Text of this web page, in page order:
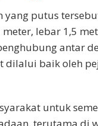
yang putus
lebar 1,5
antar
baik oleh
untuk